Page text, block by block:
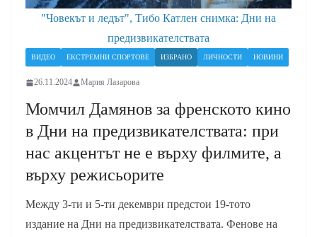
"Човекът и ледът", Тибо Катлен снимка: Дни на
предизвикателствата
ВИДЕО ЕКСТРЕМНИ СПОРТОВЕ ИЗБРАНО ЛИЧНОСТИ НОВИНИ
26.11.2024 Мария Лазарова
Момчил Дамянов за френското кино
в Дни на предизвикателствата: при
нас акцентът не е върху филмите, а
върху режисьорите
Между 3-ти и 5-ти декември предстои 19-тото
издание на Дни на предизвикателствата. Фенове на